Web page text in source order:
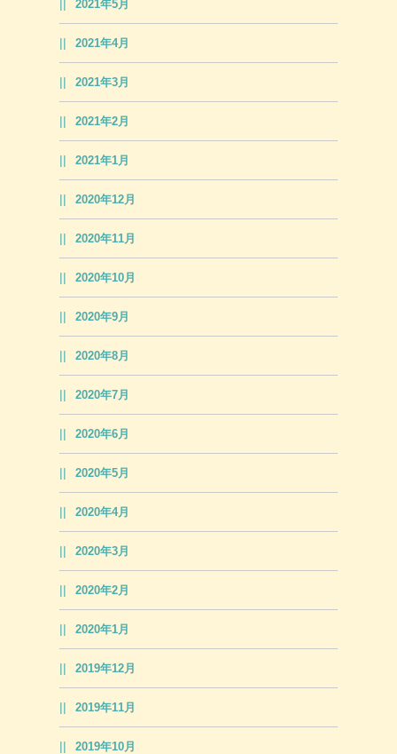
2021年5月
2021年4月
2021年3月
2021年2月
2021年1月
2020年12月
2020年11月
2020年10月
2020年9月
2020年8月
2020年7月
2020年6月
2020年5月
2020年4月
2020年3月
2020年2月
2020年1月
2019年12月
2019年11月
2019年10月